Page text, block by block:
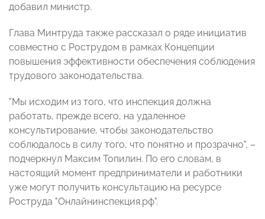
добавил министр.
Глава Минтруда также рассказал о ряде инициатив
совместно с Рострудом в рамках Концепции
повышения эффективности обеспечения соблюдения
трудового законодательства.
"Мы исходим из того, что инспекция должна
работать, прежде всего, на удаленное
консультирование, чтобы законодательство
соблюдалось в силу того, что понятно и прозрачно", –
подчеркнул Максим Топилин. По его словам, в
настоящий момент предприниматели и работники
уже могут получить консультацию на ресурсе
Роструда "Онлайнинспекция.рф".